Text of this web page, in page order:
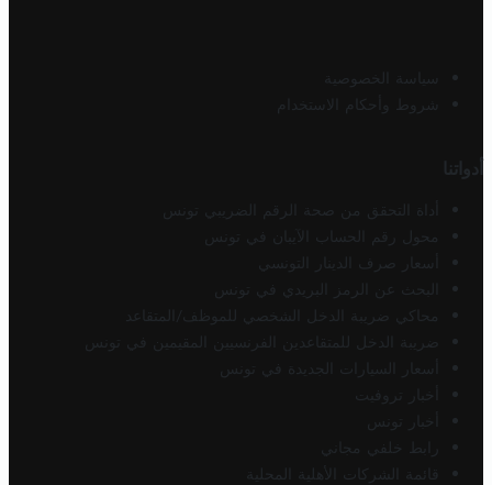
سياسة الخصوصية
شروط وأحكام الاستخدام
أدواتنا
أداة التحقق من صحة الرقم الضريبي تونس
محول رقم الحساب الآيبان في تونس
أسعار صرف الدينار التونسي
البحث عن الرمز البريدي في تونس
محاكي ضريبة الدخل الشخصي للموظف/المتقاعد
ضريبة الدخل للمتقاعدين الفرنسيين المقيمين في تونس
أسعار السيارات الجديدة في تونس
أخبار تروفيت
أخبار تونس
رابط خلفي مجاني
قائمة الشركات الأهلية المحلية